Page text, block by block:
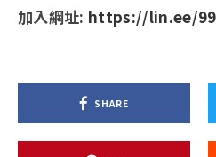
加入網址: https://lin.ee/
SHARE